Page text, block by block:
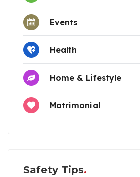
Events
Health
Home & Lifestyle
Matrimonial
Safety Tips